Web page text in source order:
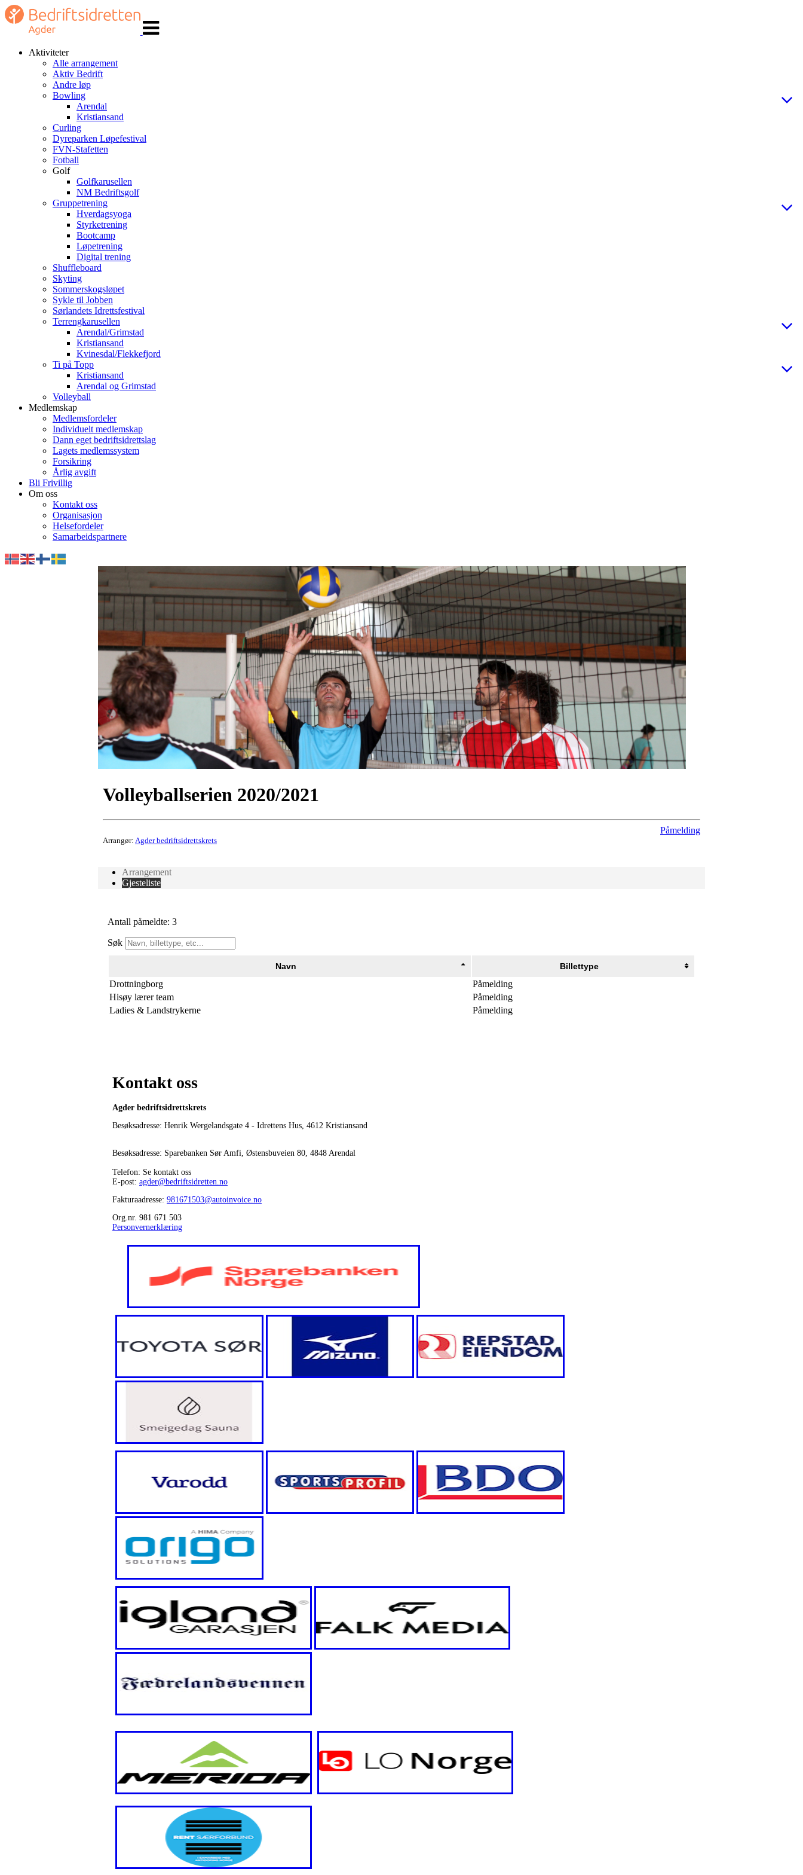
navigasjon
Aktiviteter
Alle arrangement
Aktiv Bedrift
Andre løp
Bowling
Arendal
Kristiansand
Curling
Dyreparken Løpefestival
FVN-Stafetten
Fotball
Golf
Golfkarusellen
NM Bedriftsgolf
Gruppetrening
Hverdagsyoga
Styrketrening
Bootcamp
Løpetrening
Digital trening
Shuffleboard
Skyting
Sommerskogsløpet
Sykle til Jobben
Sørlandets Idrettsfestival
Terrengkarusellen
Arendal/Grimstad
Kristiansand
Kvinesdal/Flekkefjord
Ti på Topp
Kristiansand
Arendal og Grimstad
Volleyball
Medlemskap
Medlemsfordeler
Individuelt medlemskap
Dann eget bedriftsidrettslag
Lagets medlemssystem
Forsikring
Årlig avgift
Bli Frivillig
Om oss
Kontakt oss
Organisasjon
Helsefordeler
Samarbeidspartnere
Volleyballserien 2020/2021
Arrangør: Agder bedriftsidrettskrets
Påmelding
Arrangement
Gjesteliste
Antall påmeldte: 3
Søk
Navn Billettype
Drottningborg
Påmelding
Hisøy lærer team
Påmelding
Ladies & Landstrykerne
Påmelding
Kontakt oss
Agder bedriftsidrettskrets
Besøksadresse: Henrik Wergelandsgate 4 - Idrettens Hus, 4612 Kristiansand
Besøksadresse: Sparebanken Sør Amfi, Østensbuveien 80, 4848 Arendal
Telefon: Se kontakt oss
E-post: agder@bedriftsidretten.no
Fakturaadresse: 981671503@autoinvoice.no
Org.nr. 981 671 503
Personvernerklæring